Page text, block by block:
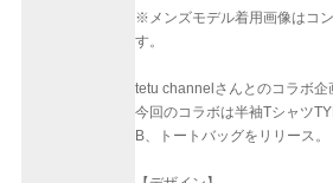
※メンズモデル着用画像はコ
す。
tetu channelさんとのコラボ企
今回のコラボは半袖Tシャツ
B、トートバッグをリリース。